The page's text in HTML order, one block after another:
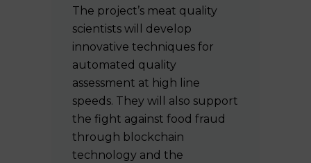
The project’s meat quality
scientists will develop
innovative techniques for
automated quality
assessment at high line
speeds. They will also support
the fight against food fraud
through blockchain
technology and the